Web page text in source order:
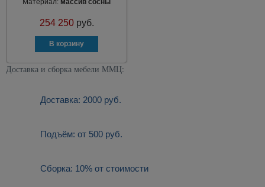
Материал: массив сосны
254 250 руб.
Доставка и сборка мебели ММЦ:
Доставка: 2000 руб.
Подъём: от 500 руб.
Сборка: 10% от стоимости